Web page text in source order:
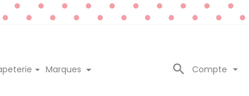
Marques Compte 
